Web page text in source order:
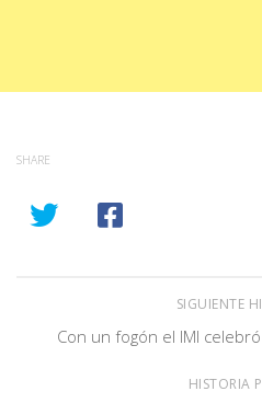
SHARE
SIGUIENTE
Con un fogón el IMI
HISTORIA